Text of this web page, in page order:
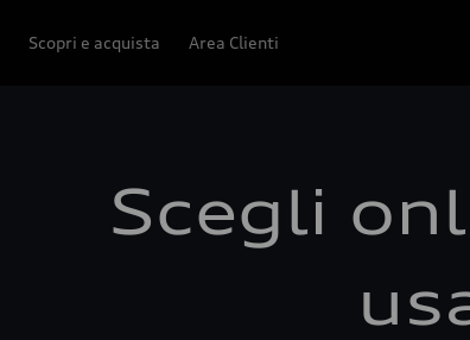
Scopri e acquista Area Clienti
Scegli